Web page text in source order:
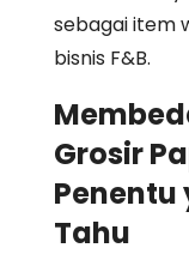
sebagai item
bisnis F&B.
Grosir
Penentu
Tahu